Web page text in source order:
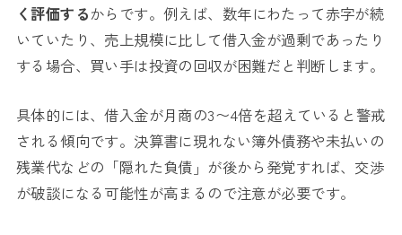
く評価するからです。例えば、数年にわたって赤字が続
いていたり、売上規模に比して借入金が過剰であったり
する場合、買い手は投資の回収が困難だと判断します。
具体的には、借入金が月商の3〜4倍を超えていると警戒
される傾向です。決算書に現れない簿外債務や未払いの
残業代などの「隠れた負債」が後から発覚すれば、交渉
が破談になる可能性が高まるので注意が必要です。